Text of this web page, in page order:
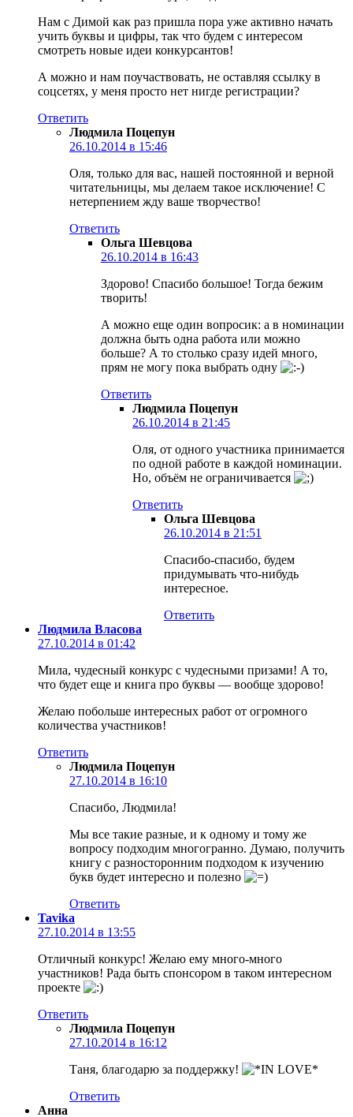
Нам с Димой как раз пришла пора уже активно начать
учить буквы и цифры, так что будем с интересом
смотреть новые идеи конкурсантов!
А можно и нам поучаствовать, не оставляя ссылку в
соцсетях, у меня просто нет нигде регистрации?
Ответить
Людмила Поцепун
26.10.2014 в 15:46
Оля, только для вас, нашей постоянной и верной
читательницы, мы делаем такое исключение! С
нетерпением жду ваше творчество!
Ответить
Ольга Шевцова
26.10.2014 в 16:43
Здорово! Спасибо большое! Тогда бежим
творить!
А можно еще один вопросик: а в номинации
должна быть одна работа или можно
больше? А то столько сразу идей много,
прям не могу пока выбрать одну
Ответить
Людмила Поцепун
26.10.2014 в 21:45
Оля, от одного участника принимается
по одной работе в каждой номинации.
Но, объём не ограничивается
Ответить
Ольга Шевцова
26.10.2014 в 21:51
Спасибо-спасибо, будем
придумывать что-нибудь
интересное.
Ответить
Людмила Власова
27.10.2014 в 01:42
Мила, чудесный конкурс с чудесными призами! А то,
что будет еще и книга про буквы — вообще здорово!
Желаю побольше интересных работ от огромного
количества участников!
Ответить
Людмила Поцепун
27.10.2014 в 16:10
Спасибо, Людмила!
Мы все такие разные, и к одному и тому же
вопросу подходим многогранно. Думаю, получить
книгу с разносторонним подходом к изучению
букв будет интересно и полезно
Ответить
Tavika
27.10.2014 в 13:55
Отличный конкурс! Желаю ему много-много
участников! Рада быть спонсором в таком интересном
проекте
Ответить
Людмила Поцепун
27.10.2014 в 16:12
Таня, благодарю за поддержку!
Ответить
Анна